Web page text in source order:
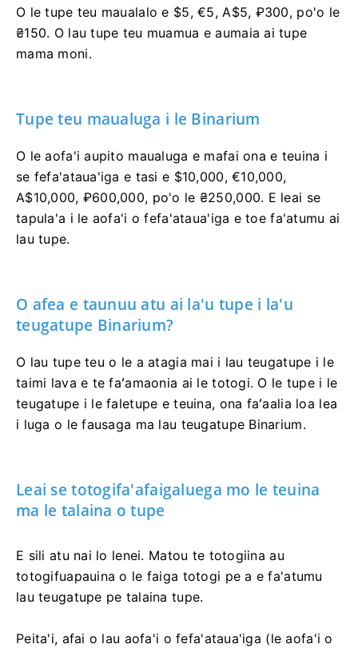
O le tupe teu maualalo e $5, €5, A$5, ₽300, po'o le
₴150. O lau tupe teu muamua e aumaia ai tupe
mama moni.
Tupe teu maualuga i le Binarium
O le aofa'i aupito maualuga e mafai ona e teuina i
se fefa'ataua'iga e tasi e $10,000, €10,000,
A$10,000, ₽600,000, po'o le ₴250,000. E leai se
tapula'a i le aofa'i o fefa'ataua'iga e toe fa'atumu ai
lau tupe.
O afea e taunuu atu ai la'u tupe i la'u
teugatupe Binarium?
O lau tupe teu o le a atagia mai i lau teugatupe i le
taimi lava e te faʻamaonia ai le totogi. O le tupe i le
teugatupe i le faletupe e teuina, ona faʻaalia loa lea
i luga o le fausaga ma lau teugatupe Binarium.
Leai se totogifa'afaigaluega mo le teuina
ma le talaina o tupe
E sili atu nai lo lenei. Matou te totogiina au
totogifuapauina o le faiga totogi pe a e fa'atumu
lau teugatupe pe talaina tupe.
Peita'i, afai o lau aofa'i o fefa'ataua'iga (le aofa'i o